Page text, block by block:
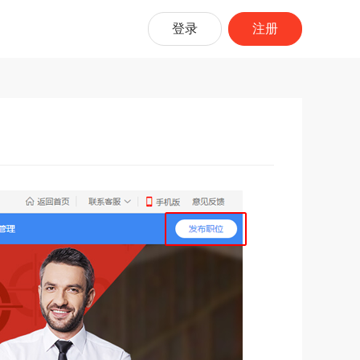
登录 注册